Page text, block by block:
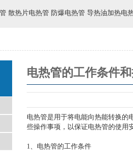
散热片电热管 防爆电热管 导热油加热电
电热管的工作条件
电热管是用于将电能向热能转换的
些操作事项，以保证电热管的使用
1、电热管的工作条件